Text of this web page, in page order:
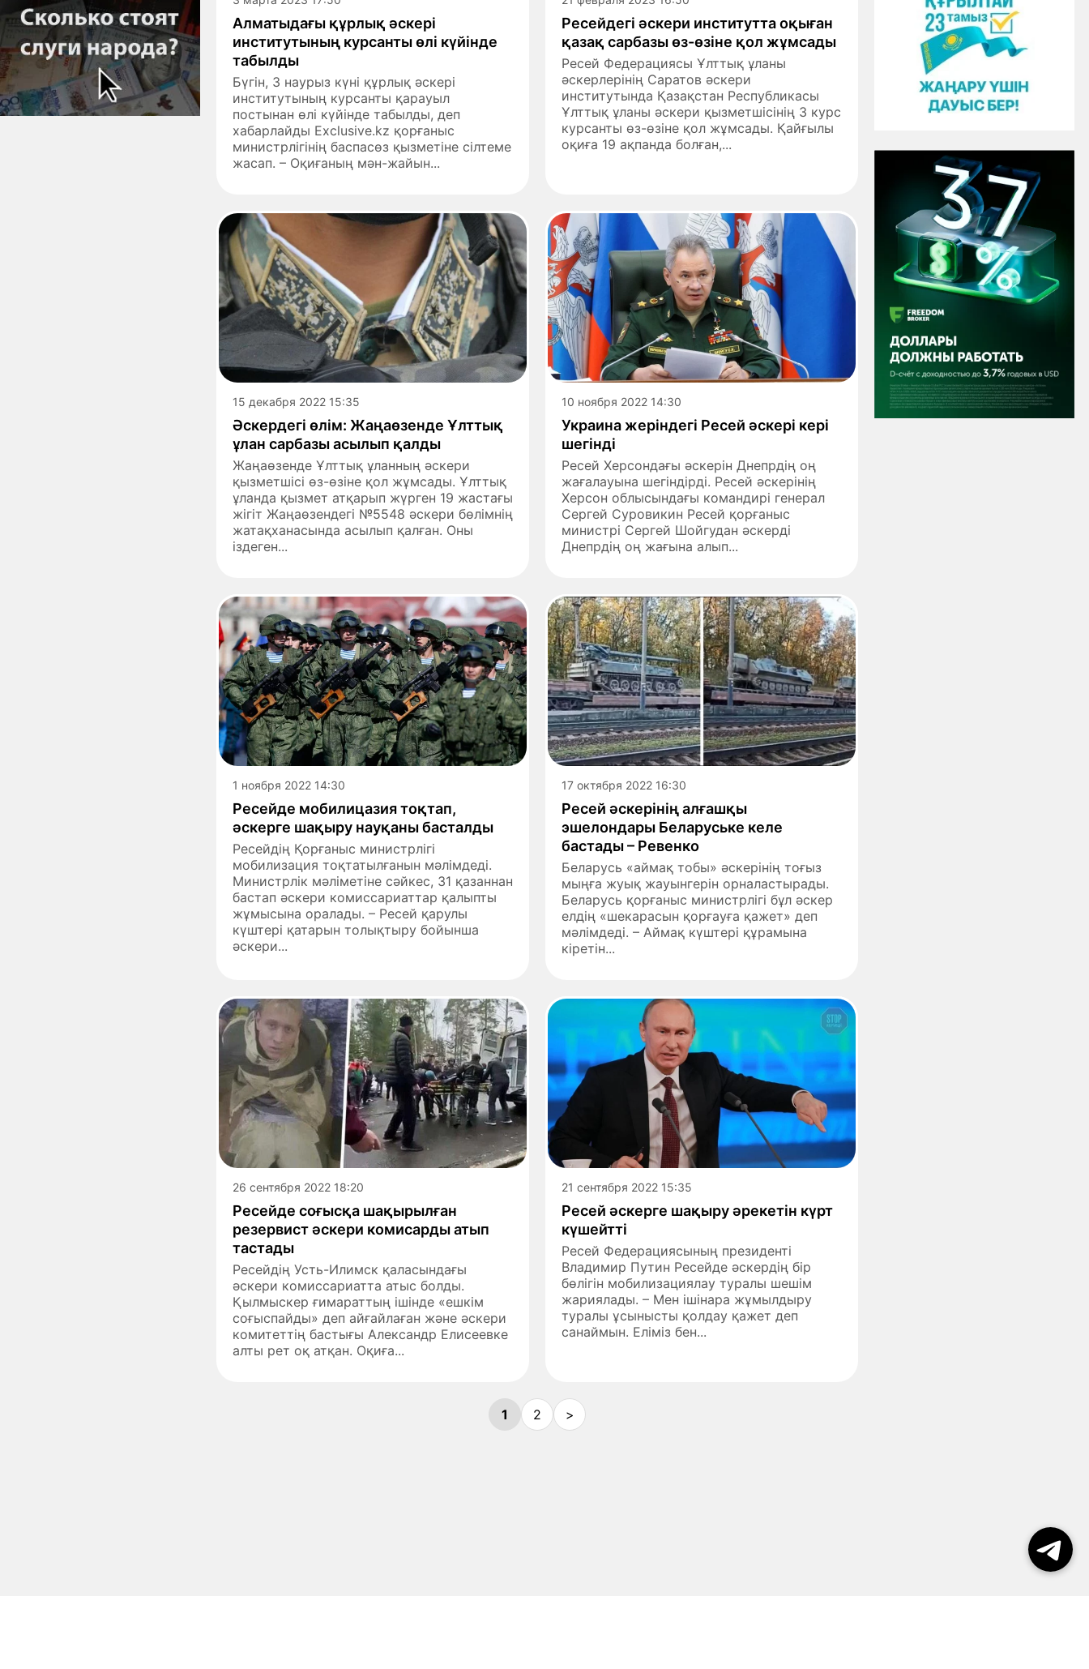
Алматыдағы құрлық әскері
институтының курсанты өлі күйінде
табылды
Бүгін, 3 наурыз күні құрлық әскері
институтының курсанты қарауыл
постынан өлі күйінде табылды, деп
хабарлайды Exclusive.kz қорғаныс
министрлігінің баспасөз қызметіне сілтеме
жасап. – Оқиғаның мән-жайын...
Ресейдегі әскери институтта оқыған
қазақ сарбазы өз-өзіне қол жұмсады
Ресей Федерациясы Ұлттық ұланы
әскерлерінің Саратов әскери
институтында Қазақстан Республикасы
Ұлттық ұланы әскери қызметшісінің 3 курс
курсанты өз-өзіне қол жұмсады. Қайғылы
оқиға 19 ақпанда болған,...
15 декабря 2022 15:35
Әскердегі өлім: Жаңаөзенде Ұлттық
ұлан сарбазы асылып қалды
Жаңаөзенде Ұлттық ұланның әскери
қызметшісі өз-өзіне қол жұмсады. Ұлттық
ұланда қызмет атқарып жүрген 19 жастағы
жігіт Жаңаөзендегі №5548 әскери бөлімнің
жатақханасында асылып қалған. Оны
іздеген...
10 ноября 2022 14:30
Украина жеріндегі Ресей әскері кері
шегінді
Ресей Херсондағы әскерін Днепрдің оң
жағалауына шегіндірді. Ресей әскерінің
Херсон облысындағы командирі генерал
Сергей Суровикин Ресей қорғаныс
министрі Сергей Шойгудан әскерді
Днепрдің оң жағына алып...
1 ноября 2022 14:30
Ресейде мобилицазия тоқтап,
әскерге шақыру науқаны басталды
Ресейдің Қорғаныс министрлігі
мобилизация тоқтатылғанын мәлімдеді.
Министрлік мәліметіне сәйкес, 31 қазаннан
бастап әскери комиссариаттар қалыпты
жұмысына оралады. – Ресей қарулы
күштері қатарын толықтыру бойынша
әскери...
17 октября 2022 16:30
Ресей әскерінің алғашқы
эшелондары Беларуське келе
бастады – Ревенко
Беларусь «аймақ тобы» әскерінің тоғыз
мыңға жуық жауынгерін орналастырады.
Беларусь қорғаныс министрлігі бұл әскер
елдің «шекарасын қорғауға қажет» деп
мәлімдеді. – Аймақ күштері құрамына
кіретін...
26 сентября 2022 18:20
Ресейде соғысқа шақырылған
резервист әскери комисарды атып
тастады
Ресейдің Усть-Илимск қаласындағы
әскери комиссариатта атыс болды.
Қылмыскер ғимараттың ішінде «ешкім
соғыспайды» деп айғайлаған және әскери
комитеттің бастығы Александр Елисеевке
алты рет оқ атқан. Оқиға...
21 сентября 2022 15:35
Ресей әскерге шақыру әрекетін күрт
күшейтті
Ресей Федерациясының президенті
Владимир Путин Ресейде әскердің бір
бөлігін мобилизациялау туралы шешім
жариялады. – Мен ішінара жұмылдыру
туралы ұсынысты қолдау қажет деп
санаймын. Еліміз бен...
1 2 >